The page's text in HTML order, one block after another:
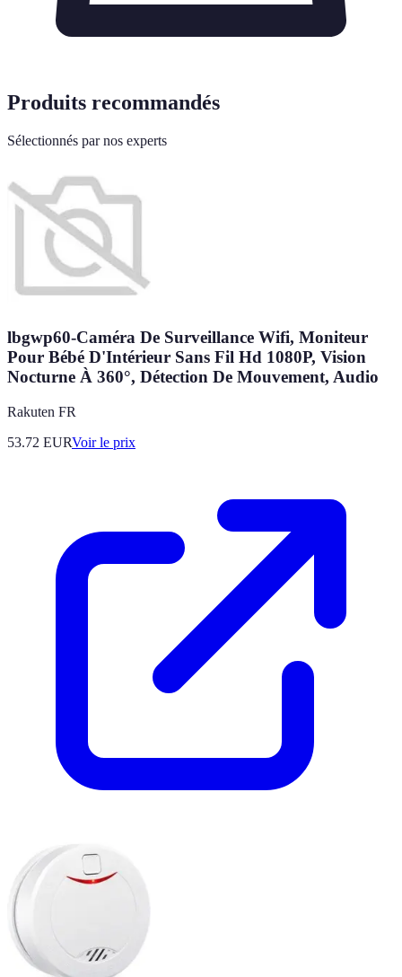
Produits recommandés
Sélectionnés par nos experts
lbgwp60-Caméra De Surveillance Wifi, Moniteur
Pour Bébé D'Intérieur Sans Fil Hd 1080P, Vision
Nocturne À 360°, Détection De Mouvement, Audio
Rakuten FR
53.72 EURVoir le prix